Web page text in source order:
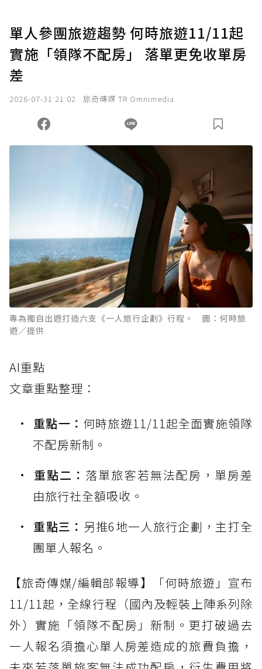
確認送出
您當前剩餘 U 利點數：0點；前往 購買點數
單人參團旅遊趨勢 何時旅遊11/11起
實施「領隊不配房」 落單更免收單房
差
2026-07-31 21:02 旅奇傳媒 TR Omnimedia
專為獨自出遊打造六支《一人旅行企劃》行程。 圖：何時旅
遊／提供
AI重點
文章重點整理：
重點一： 何時旅遊11/11起全面實施領隊
不配房新制。
重點二： 落單旅客若無法配房，單房差
由旅行社全額吸收。
重點三： 另推6地一人旅行企劃，主打全
團單人報名。
【旅奇傳媒/編輯部報導】「何時旅遊」宣布
11/11起，全線行程（國內及輕裝上陣系列除
外）實施「領隊不配房」新制。更打破過去
一人報名須擔心單人房差造成的旅費負擔，